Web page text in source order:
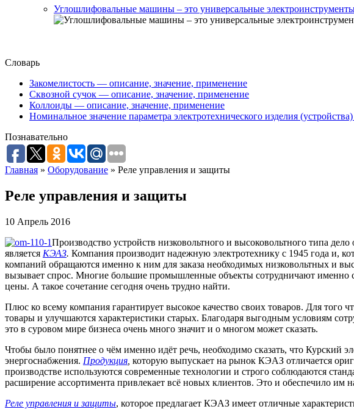
Углошлифовальные машины – это универсальные
Словарь
Закомелистость — описание, значение, применение
Сквозной сучок — описание, значение, применение
Коллоиды — описание, значение, применение
Номинальное значение параметра электротехнического изделия
Познавательно
Главная » Оборудование » Реле управления и защиты
Реле управления и защиты
10 Апрель 2016
Производство устройств низковольтного и высоковольтного типа
является КЭАЗ. Компания производит надежную электротехнику с 1945 года и,
компаний обращаются именно к ним для заказа необходимых низковольтных и
вызывает спрос. Многие большие промышленные объекты сотрудничают именно
цены. А такое сочетание сегодня очень трудно найти.
Плюс ко всему компания гарантирует высокое качество своих товаров. Для
товары и улучшаются характеристики старых. Благодаря выгодным условиям
это в суровом мире бизнеса очень много значит и о многом может сказать.
Чтобы было понятнее о чём именно идёт речь, необходимо сказать, что Курский
энергоснабжения. Продукция которую выпускает на рынок КЭАЗ отличается
производстве используются современные технологии и строго соблюдаются
расширение ассортимента привлекает всё новых клиентов. Это и обеспечило им
Реле управления и защиты, которое предлагает КЭАЗ имеет отличные